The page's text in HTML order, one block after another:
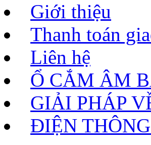
Giới thiệu
Thanh toán
Liên hệ
Ổ CẮM ÂM
GIẢI PHÁP
ĐIỆN